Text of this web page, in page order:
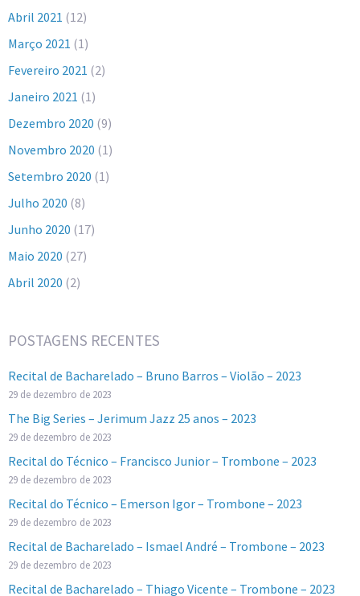
Abril 2021 (12)
Março 2021 (1)
Fevereiro 2021 (2)
Janeiro 2021 (1)
Dezembro 2020 (9)
Novembro 2020 (1)
Setembro 2020 (1)
Julho 2020 (8)
Junho 2020 (17)
Maio 2020 (27)
Abril 2020 (2)
POSTAGENS RECENTES
Recital de Bacharelado – Bruno Barros – Violão – 2023
29 de dezembro de 2023
The Big Series – Jerimum Jazz 25 anos – 2023
29 de dezembro de 2023
Recital do Técnico – Francisco Junior – Trombone – 2023
29 de dezembro de 2023
Recital do Técnico – Emerson Igor – Trombone – 2023
29 de dezembro de 2023
Recital de Bacharelado – Ismael André – Trombone – 2023
29 de dezembro de 2023
Recital de Bacharelado – Thiago Vicente – Trombone – 2023